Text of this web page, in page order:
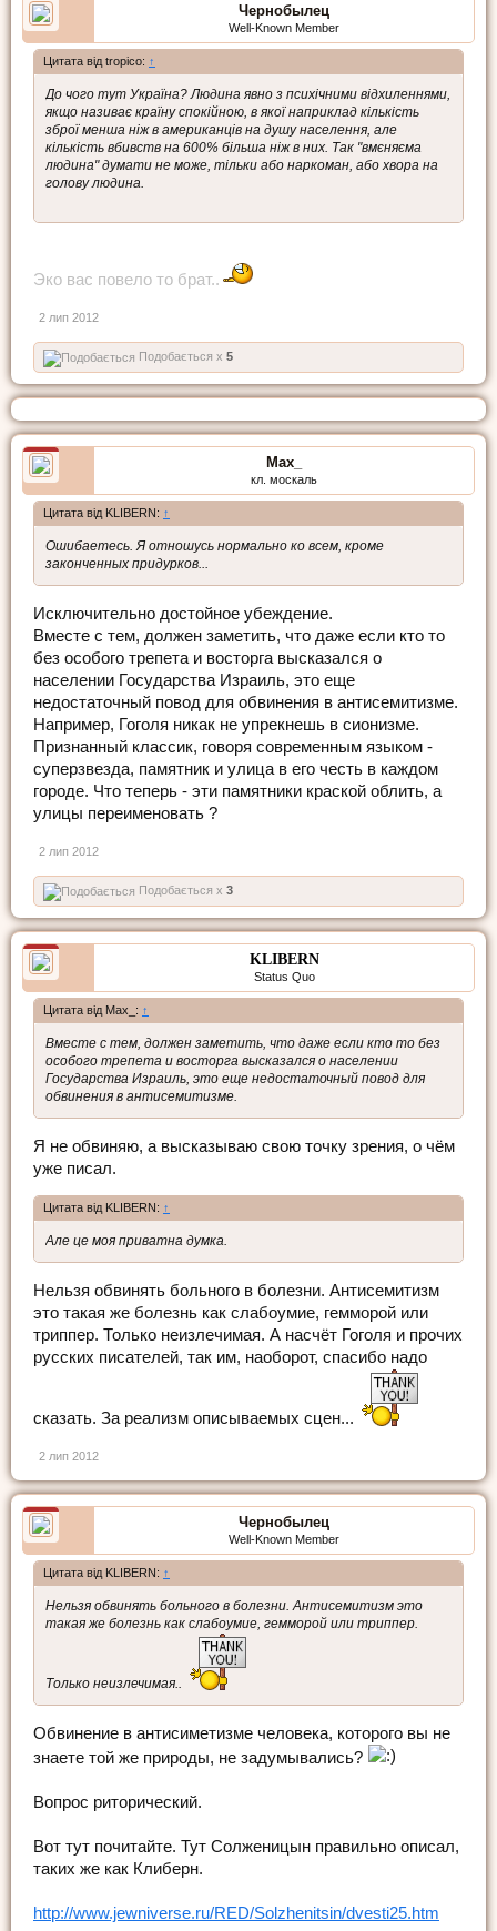
Чернобылец
Well-Known Member
Цитата від tropico: ↑
До чого тут Україна? Людина явно з психічними відхиленнями,
якщо називає країну спокійною, в якої наприклад кількість
зброї менша ніж в американців на душу населення, але
кількість вбивств на 600% більша ніж в них. Так "вмєняєма
людина" думати не може, тільки або наркоман, або хвора на
голову людина.
Эко вас повело то брат..
2 лип 2012
Подобається x 5
Max_
кл. москаль
Цитата від KLIBERN: ↑
Ошибаетесь. Я отношусь нормально ко всем, кроме
законченных придурков...
Исключительно достойное убеждение.
Вместе с тем, должен заметить, что даже если кто то
без особого трепета и восторга высказался о
населении Государства Израиль, это еще
недостаточный повод для обвинения в антисемитизме.
Например, Гоголя никак не упрекнешь в сионизме.
Признанный классик, говоря современным языком -
суперзвезда, памятник и улица в его честь в каждом
городе. Что теперь - эти памятники краской облить, а
улицы переименовать ?
2 лип 2012
Подобається x 3
KLIBERN
Status Quo
Цитата від Max_: ↑
Вместе с тем, должен заметить, что даже если кто то без
особого трепета и восторга высказался о населении
Государства Израиль, это еще недостаточный повод для
обвинения в антисемитизме.
Я не обвиняю, а высказываю свою точку зрения, о чём
уже писал.
Цитата від KLIBERN: ↑
Але це моя приватна думка.
Нельзя обвинять больного в болезни. Антисемитизм
это такая же болезнь как слабоумие, гемморой или
триппер. Только неизлечимая. А насчёт Гоголя и прочих
русских писателей, так им, наоборот, спасибо надо
сказать. За реализм описываемых сцен...
2 лип 2012
Чернобылец
Well-Known Member
Цитата від KLIBERN: ↑
Нельзя обвинять больного в болезни. Антисемитизм это
такая же болезнь как слабоумие, гемморой или триппер.
Только неизлечимая..
Обвинение в антисиметизме человека, которого вы не
знаете той же природы, не задумывались?
Вопрос риторический.
Вот тут почитайте. Тут Солженицын правильно описал,
таких же как Клиберн.
http://www.jewniverse.ru/RED/Solzhenitsin/dvesti25.htm